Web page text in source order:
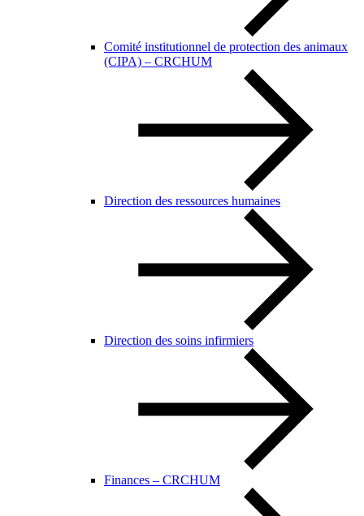
Comité institutionnel de protection des animaux
(CIPA) – CRCHUM
Direction des ressources humaines
Direction des soins infirmiers
Finances – CRCHUM